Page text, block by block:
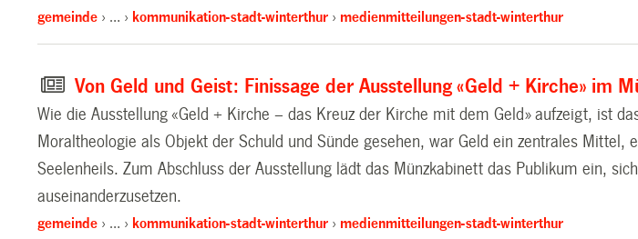
gemeinde … kommunikation-stadt-winterthur medienmitteilungen-stadt-winterthur
Von Geld und Geist: Finissage der Ausstellung «Geld + Kirche» im
Wie die Ausstellung «Geld + Kirche – das Kreuz der Kirche mit dem Geld» aufzeigt, ist
Moraltheologie als Objekt der Schuld und Sünde gesehen, war Geld ein zentrales
Seelenheils. Zum Abschluss der Ausstellung lädt das Münzkabinett das Publikum ein,
auseinanderzusetzen.
gemeinde … kommunikation-stadt-winterthur medienmitteilungen-stadt-winterthur